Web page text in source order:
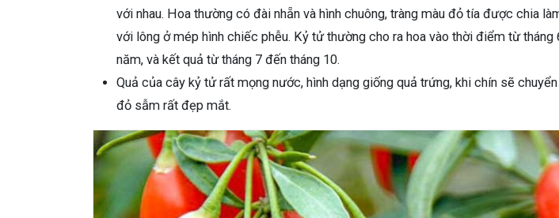
với nhau. Hoa thường có đài nhẵn và hình chuông, tràng màu đỏ tía được chia
với lông ở mép hình chiếc phễu. Kỷ tử thường cho ra hoa vào thời điểm từ tháng
năm, và kết quả từ tháng 7 đến tháng 10.
Quả của cây kỷ tử rất mọng nước, hình dạng giống quả trứng, khi chín sẽ
đỏ sẫm rất đẹp mắt.